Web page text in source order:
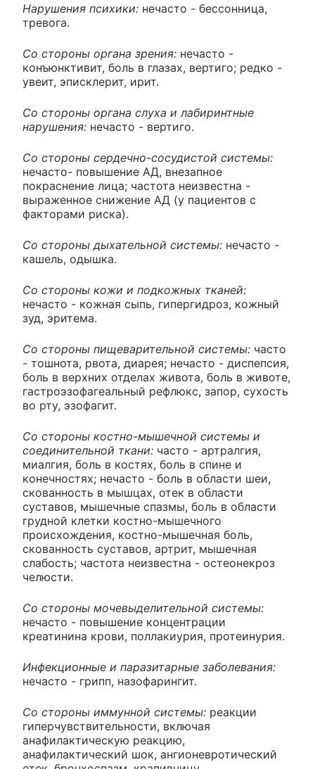
Нарушения психики: нечасто - бессонница,
тревога.
Со стороны органа зрения: нечасто -
конъюнктивит, боль в глазах, вертиго; редко -
увеит, эписклерит, ирит.
Со стороны органа слуха и лабиринтные
нарушения: нечасто - вертиго.
Со стороны сердечно-сосудистой системы:
нечасто- повышение АД, внезапное
покраснение лица; частота неизвестна -
выраженное снижение АД (у пациентов с
факторами риска).
Со стороны дыхательной системы: нечасто -
кашель, одышка.
Со стороны кожи и подкожных тканей:
нечасто - кожная сыпь, гипергидроз, кожный
зуд, эритема.
Со стороны пищеварительной системы: часто
- тошнота, рвота, диарея; нечасто - диспепсия,
боль в верхних отделах живота, боль в животе,
гастроэзофагеальный рефлюкс, запор, сухость
во рту, эзофагит.
Со стороны костно-мышечной системы и
соединительной ткани: часто - артралгия,
миалгия, боль в костях, боль в спине и
конечностях; нечасто - боль в области шеи,
скованность в мышцах, отек в области
суставов, мышечные спазмы, боль в области
грудной клетки костно-мышечного
происхождения, костно-мышечная боль,
скованность суставов, артрит, мышечная
слабость; частота неизвестна - остеонекроз
челюсти.
Со стороны мочевыделительной системы:
нечасто - повышение концентрации
креатинина крови, поллакиурия, протеинурия.
Инфекционные и паразитарные заболевания:
нечасто - грипп, назофарингит.
Со стороны иммунной системы: реакции
гиперчувствительности, включая
анафилактическую реакцию,
анафилактический шок, ангионевротический